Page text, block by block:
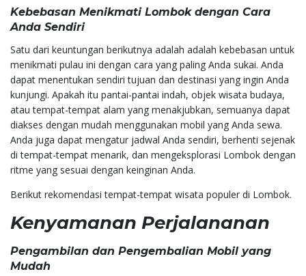
Kebebasan Menikmati Lombok dengan Cara
Anda Sendiri
Satu dari keuntungan berikutnya adalah adalah kebebasan untuk
menikmati pulau ini dengan cara yang paling Anda sukai. Anda
dapat menentukan sendiri tujuan dan destinasi yang ingin Anda
kunjungi. Apakah itu pantai-pantai indah, objek wisata budaya,
atau tempat-tempat alam yang menakjubkan, semuanya dapat
diakses dengan mudah menggunakan mobil yang Anda sewa.
Anda juga dapat mengatur jadwal Anda sendiri, berhenti sejenak
di tempat-tempat menarik, dan mengeksplorasi Lombok dengan
ritme yang sesuai dengan keinginan Anda.
Berikut rekomendasi tempat-tempat wisata populer di Lombok.
Kenyamanan Perjalananan
Pengambilan dan Pengembalian Mobil yang
Mudah